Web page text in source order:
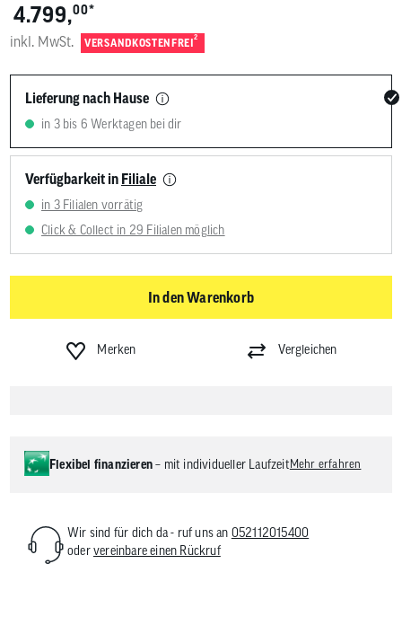
4.799,00*
inkl. MwSt. VERSANDKOSTENFREI2
Lieferung nach Hause
in 3 bis 6 Werktagen bei dir
Verfügbarkeit in Filiale
in 3 Filialen vorrätig
Click & Collect in 29 Filialen möglich
In den Warenkorb
Merken Vergleichen
Flexibel finanzieren– mit individueller Laufzeit Mehr erfahren
Wir sind für dich da - ruf uns an 052112015400
odervereinbare einen Rückruf